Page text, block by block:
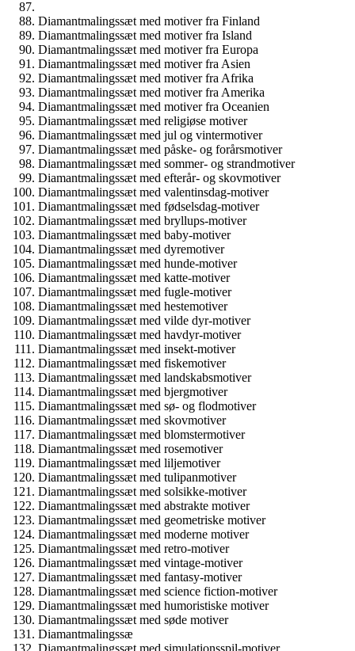
Diamantmalingssæt med motiver fra Finland
Diamantmalingssæt med motiver fra Island
Diamantmalingssæt med motiver fra Europa
Diamantmalingssæt med motiver fra Asien
Diamantmalingssæt med motiver fra Afrika
Diamantmalingssæt med motiver fra Amerika
Diamantmalingssæt med motiver fra Oceanien
Diamantmalingssæt med religiøse motiver
Diamantmalingssæt med jul og vintermotiver
Diamantmalingssæt med påske- og forårsmotiver
Diamantmalingssæt med sommer- og strandmotiver
Diamantmalingssæt med efterår- og skovmotiver
Diamantmalingssæt med valentinsdag-motiver
Diamantmalingssæt med fødselsdag-motiver
Diamantmalingssæt med bryllups-motiver
Diamantmalingssæt med baby-motiver
Diamantmalingssæt med dyremotiver
Diamantmalingssæt med hunde-motiver
Diamantmalingssæt med katte-motiver
Diamantmalingssæt med fugle-motiver
Diamantmalingssæt med hestemotiver
Diamantmalingssæt med vilde dyr-motiver
Diamantmalingssæt med havdyr-motiver
Diamantmalingssæt med insekt-motiver
Diamantmalingssæt med fiskemotiver
Diamantmalingssæt med landskabsmotiver
Diamantmalingssæt med bjergmotiver
Diamantmalingssæt med sø- og flodmotiver
Diamantmalingssæt med skovmotiver
Diamantmalingssæt med blomstermotiver
Diamantmalingssæt med rosemotiver
Diamantmalingssæt med liljemotiver
Diamantmalingssæt med tulipanmotiver
Diamantmalingssæt med solsikke-motiver
Diamantmalingssæt med abstrakte motiver
Diamantmalingssæt med geometriske motiver
Diamantmalingssæt med moderne motiver
Diamantmalingssæt med retro-motiver
Diamantmalingssæt med vintage-motiver
Diamantmalingssæt med fantasy-motiver
Diamantmalingssæt med science fiction-motiver
Diamantmalingssæt med humoristiske motiver
Diamantmalingssæt med søde motiver
Diamantmalingssæ
Diamantmalingssæt med simulationsspil-motiver